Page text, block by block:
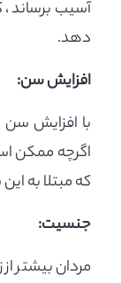
آسیب برساند ،
دهد.
افزایش سن:
با افزایش سن
اگرچه ممکن
که مبتلا به این
جنسیت:
مردان بیشتر